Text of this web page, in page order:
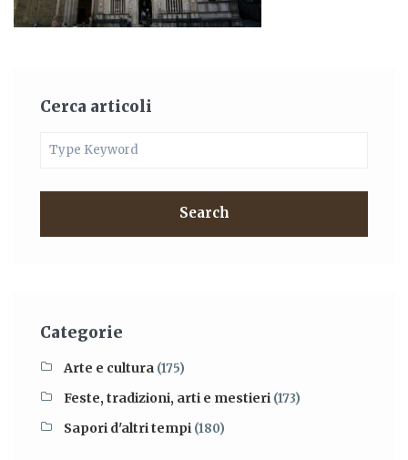
Cerca articoli
Search
Categorie
Arte e cultura (175)
Feste, tradizioni, arti e mestieri (173)
Sapori d'altri tempi (180)